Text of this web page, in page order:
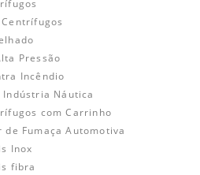
Pressão
Incêndio
Náutica
com Carrinho
de Fumaça Automotiva
Inox
fibra